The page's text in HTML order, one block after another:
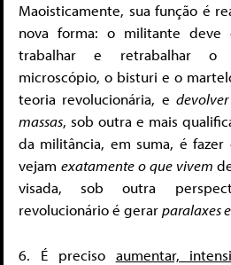
Maoisticamente, sua função é
nova forma: o militante deve
trabalhar e retrabalhar o
microscópio, o bisturi e o
teoria revolucionária, e
massas, sob outra e mais
da militância, em suma, é
vejam exatamente o que vivem
visada, sob outra
revolucionário é gerarparalaxes
6. É preciso aumentar,